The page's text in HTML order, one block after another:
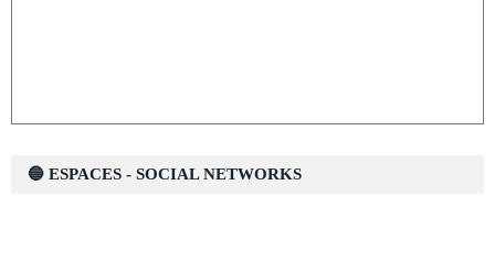
🔵 ESPACES - SOCIAL NETWORKS